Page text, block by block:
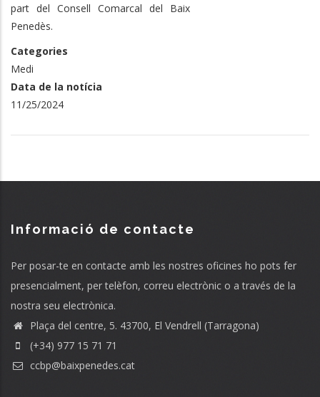
part del Consell Comarcal del Baix
Penedès.
Categories
Medi
Data de la notícia
11/25/2024
Informació de contacte
Per posar-te en contacte amb les nostres oficines ho pots fer
presencialment, per telèfon, correu electrònic o a través de la
nostra seu electrònica.
Plaça del centre, 5. 43700, El Vendrell (Tarragona)
(+34) 977 15 71 71
ccbp@baixpenedes.cat